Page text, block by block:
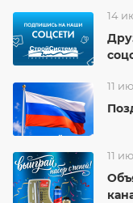
14
11
11